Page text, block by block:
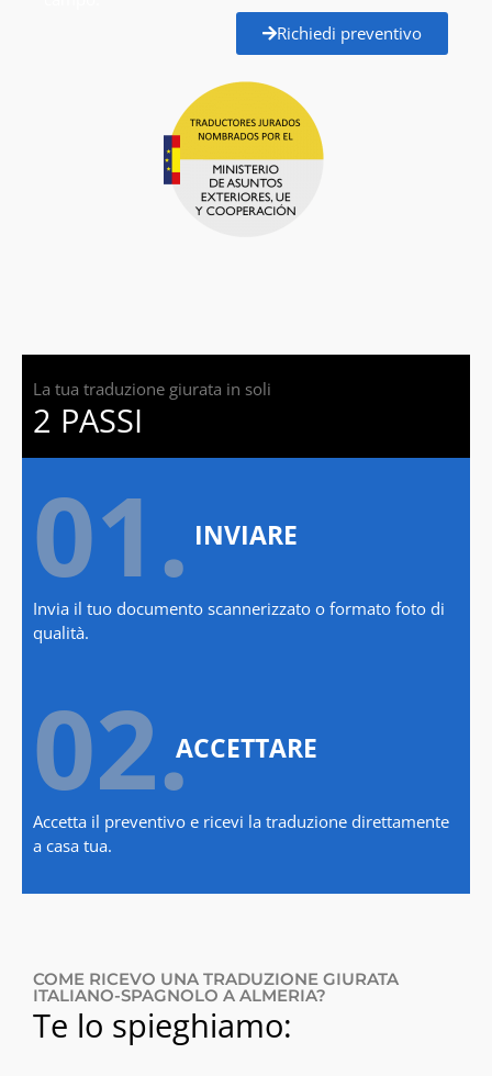
Richiedi preventivo
La tua traduzione giurata in soli
2 PASSI
01. INVIARE
Invia il tuo documento scannerizzato o formato foto di
qualità.
02.ACCETTARE
Accetta il preventivo e ricevi la traduzione direttamente
a casa tua.
COME RICEVO UNA TRADUZIONE GIURATA
ITALIANO-SPAGNOLO A ALMERIA?
Te lo spieghiamo: